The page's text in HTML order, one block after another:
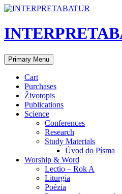
Skip
content
Search
Primary Menu
Cart
Purchases
Životopis
Publications
Science
Conferences
Research
Study Materials
Úvod do Písma
Worship & Word
Lectio – Rok A
Liturgia
Poézia